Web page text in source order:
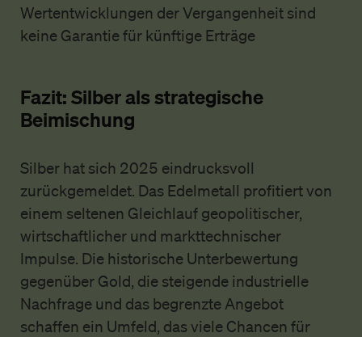
Wertentwicklungen der Vergangenheit sind
keine Garantie für künftige Erträge
Fazit: Silber als strategische
Beimischung
Silber hat sich 2025 eindrucksvoll
zurückgemeldet. Das Edelmetall profitiert von
einem seltenen Gleichlauf geopolitischer,
wirtschaftlicher und markttechnischer
Impulse. Die historische Unterbewertung
gegenüber Gold, die steigende industrielle
Nachfrage und das begrenzte Angebot
schaffen ein Umfeld, das viele Chancen für